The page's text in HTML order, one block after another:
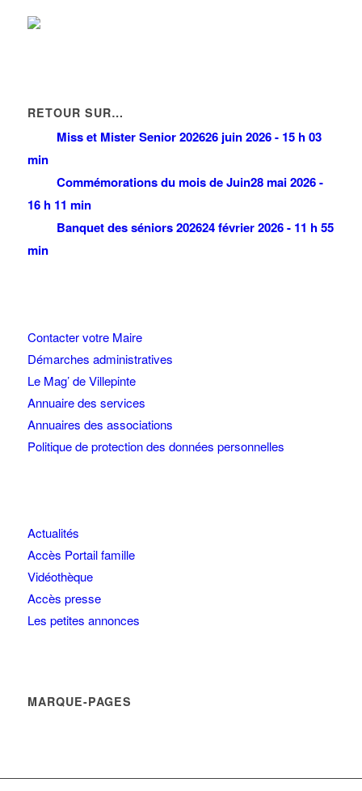
RETOUR SUR…
Miss et Mister Senior 202626 juin 2026 - 15 h 03
min
Commémorations du mois de Juin28 mai 2026 -
16 h 11 min
Banquet des séniors 202624 février 2026 - 11 h 55
min
Contacter votre Maire
Démarches administratives
Le Mag’ de Villepinte
Annuaire des services
Annuaires des associations
Politique de protection des données personnelles
Actualités
Accès Portail famille
Vidéothèque
Accès presse
Les petites annonces
MARQUE-PAGES